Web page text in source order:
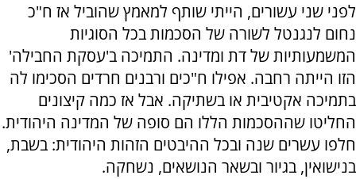
לפני שני עשורים, הייתי שותף למאמץ שהוביל אז ח"כ
נחום לנגנטל לשורה של הסכמות בכל הסוגיות
המשמעותיות של דת ומדינה. התמיכה ב'עסקת החבילה'
הזו הייתה רחבה. אפילו ח"כים ורבנים חרדים הסכימו לה
בתמיכה אקטיבית או בשתיקה. אבל אז כמה קיצונים
החליטו שההסכמות הללו הם סופה של המדינה היהודית.
חלפו עשרים שנה ובכל ההיבטים הזהות היהודית: בשבת,
בנישואין, בגיור ובשאר הנושאים, נשחקה.